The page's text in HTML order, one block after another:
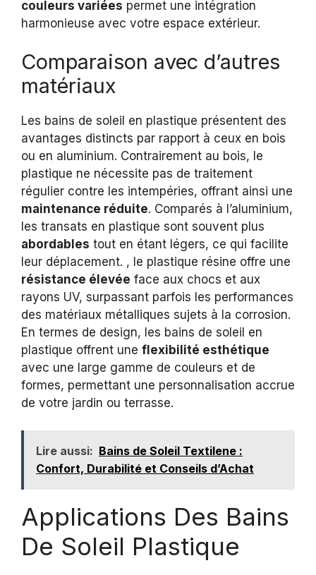
couleurs variées permet une intégration
harmonieuse avec votre espace extérieur.
Comparaison avec d’autres
matériaux
Les bains de soleil en plastique présentent des
avantages distincts par rapport à ceux en bois
ou en aluminium. Contrairement au bois, le
plastique ne nécessite pas de traitement
régulier contre les intempéries, offrant ainsi une
maintenance réduite. Comparés à l’aluminium,
les transats en plastique sont souvent plus
abordables tout en étant légers, ce qui facilite
leur déplacement. , le plastique résine offre une
résistance élevée face aux chocs et aux
rayons UV, surpassant parfois les performances
des matériaux métalliques sujets à la corrosion.
En termes de design, les bains de soleil en
plastique offrent une flexibilité esthétique
avec une large gamme de couleurs et de
formes, permettant une personnalisation accrue
de votre jardin ou terrasse.
Lire aussi: Bains de Soleil Textilene :
Confort, Durabilité et Conseils d’Achat
Applications Des Bains
De Soleil Plastique